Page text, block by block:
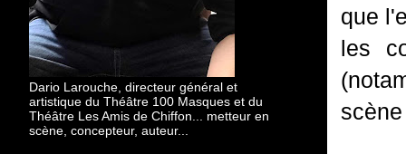
que
les
Dario Larouche, directeur général et
artistique du Théâtre 100 Masques et du
Théâtre Les Amis de Chiffon... metteur en
scène, concepteur, auteur...